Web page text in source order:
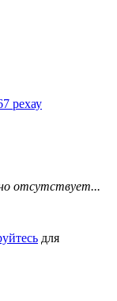
отсутствует...
для